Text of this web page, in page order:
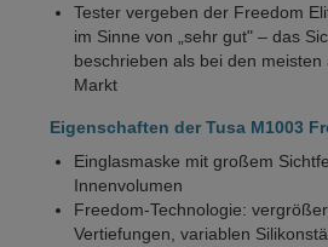
Tester vergeben der Freedom
im Sinne von „sehr gut" – das
beschrieben als bei den
Markt
Eigenschaften der Tusa M1003
Einglasmaske mit großem
Innenvolumen
Freedom-Technologie:
Vertiefungen, variablen